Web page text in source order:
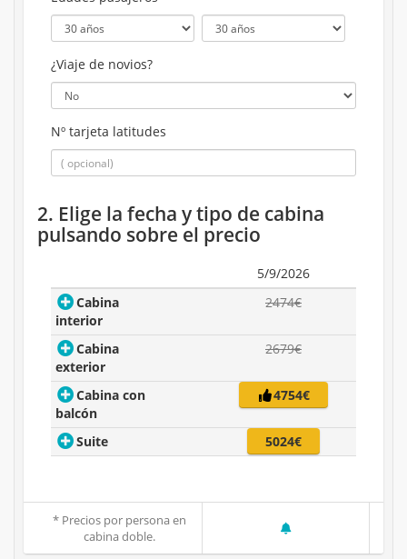
¿Viaje de novios?
Nº tarjeta latitudes
2. Elige la fecha y tipo de cabina
pulsando sobre el precio
5/9/2026
Cabina
interior
2474€
Cabina
exterior
2679€
Cabina con
balcón
4754€
Suite 5024€
* Precios por persona en
cabina doble.